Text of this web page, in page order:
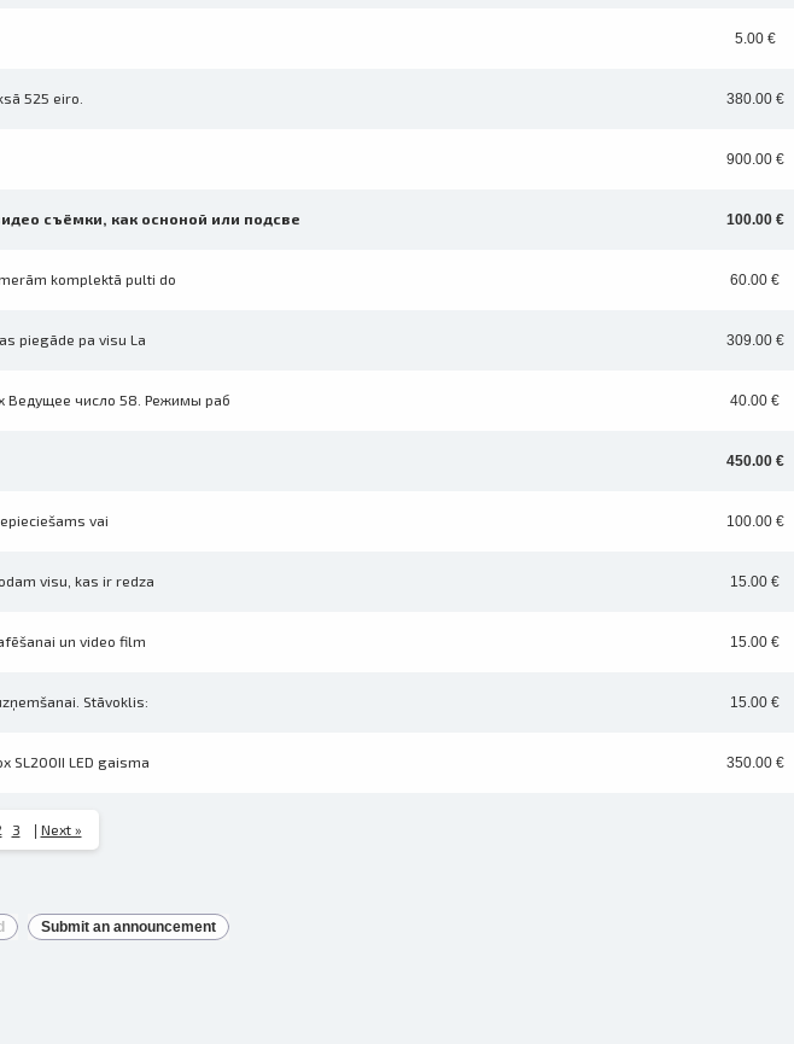
Latvia or pick up in person
5.00 €
525 eiro. 380.00 €
900.00 €
съёмки, как осноной или подсве 100.00 €
komplektā pulti do 60.00 €
piegāde pa visu La 309.00 €
Ведущее число 58. Режимы раб 40.00 €
450.00 €
vai 100.00 €
visu, kas ir redza 15.00 €
un video film 15.00 €
Stāvoklis: 15.00 €
SL200II LED gaisma 350.00 €
3 Next »
Submit an announcement